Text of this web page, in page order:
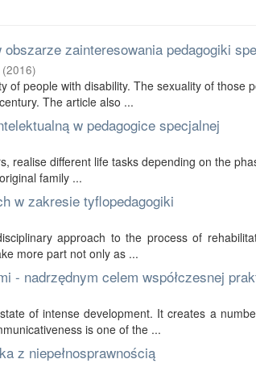
zainteresowania pedagogiki
(2016)
of people with disability. The sexuality of those
The article also ...
w pedagogice specjalnej
realise different life tasks depending on the
family ...
w zakresie tyflopedagogiki
approach to the process of
more part not only as ...
- nadrzędnym celem współczesnej
of intense development. It creates a
is one of the ...
z niepełnosprawnością